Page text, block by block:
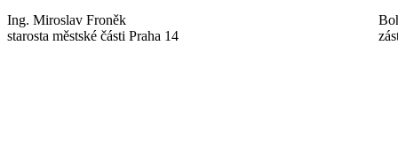
Ing. Miroslav Froněk
starosta městské části Praha 14